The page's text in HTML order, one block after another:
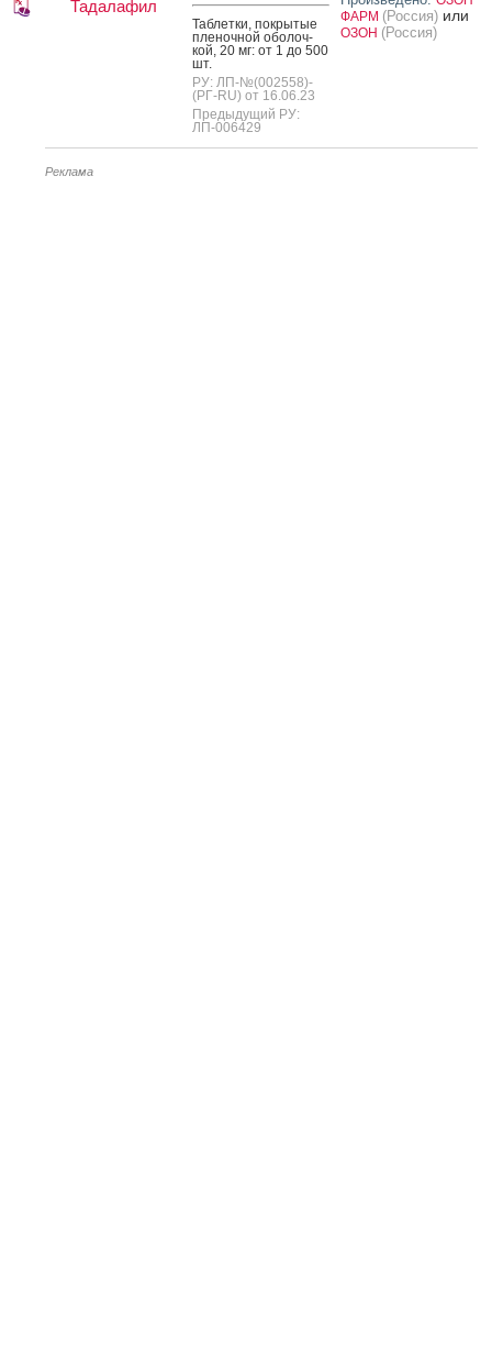
Тадалафил
Таб­летки, пок­ры­тые
пле­ноч­ной обо­лоч­
кой, 20 мг: от 1 до 500
шт.
РУ: ЛП-№(002558)-
(РГ-RU) от 16.06.23
Предыдущий РУ:
ЛП-006429
ФАРМ (Россия) или
ОЗОН (Россия)
Реклама